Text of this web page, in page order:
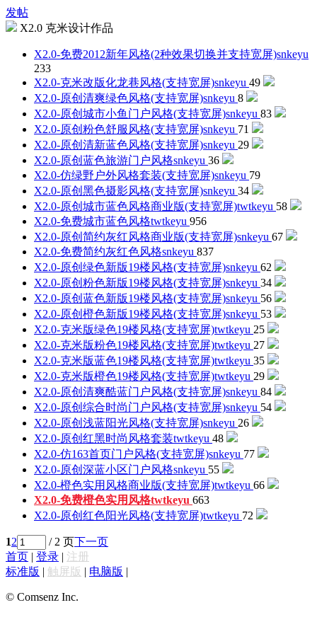
发帖
X2.0 克米设计作品
X2.0-免费2012新年风格(2种效果切换并支持宽屏)snkeyu
233
X2.0-克米改版化龙巷风格(支持宽屏)snkeyu 49
X2.0-原创清爽绿色风格(支持宽屏)snkeyu 8
X2.0-原创城市小鱼门户风格(支持宽屏)snkeyu 83
X2.0-原创粉色舒服风格(支持宽屏)snkeyu 71
X2.0-原创清新蓝色风格(支持宽屏)snkeyu 29
X2.0-原创蓝色旅游门户风格snkeyu 36
X2.0-仿绿野户外风格套装(支持宽屏)snkeyu 79
X2.0-原创黑色摄影风格(支持宽屏)snkeyu 34
X2.0-原创城市蓝色风格商业版(支持宽屏)twtkeyu 58
X2.0-免费城市蓝色风格twtkeyu 956
X2.0-原创简约灰红风格商业版(支持宽屏)snkeyu 67
X2.0-免费简约灰红色风格snkeyu 837
X2.0-原创绿色新版19楼风格(支持宽屏)snkeyu 62
X2.0-原创粉色新版19楼风格(支持宽屏)snkeyu 34
X2.0-原创蓝色新版19楼风格(支持宽屏)snkeyu 56
X2.0-原创橙色新版19楼风格(支持宽屏)snkeyu 53
X2.0-克米版绿色19楼风格(支持宽屏)twtkeyu 25
X2.0-克米版粉色19楼风格(支持宽屏)twtkeyu 27
X2.0-克米版蓝色19楼风格(支持宽屏)twtkeyu 35
X2.0-克米版橙色19楼风格(支持宽屏)twtkeyu 29
X2.0-原创清爽酷蓝门户风格(支持宽屏)snkeyu 84
X2.0-原创综合时尚门户风格(支持宽屏)snkeyu 54
X2.0-原创浅蓝阳光风格(支持宽屏)snkeyu 26
X2.0-原创红黑时尚风格套装twtkeyu 48
X2.0-仿163首页门户风格(支持宽屏)snkeyu 77
X2.0-原创深蓝小区门户风格snkeyu 55
X2.0-橙色实用风格商业版(支持宽屏)twtkeyu 66
X2.0-免费橙色实用风格twtkeyu 663
X2.0-原创红色阳光风格(支持宽屏)twtkeyu 72
12 / 2 页下一页
首页 | 登录 | 注册
标准版 | 触屏版 | 电脑版 |
© Comsenz Inc.